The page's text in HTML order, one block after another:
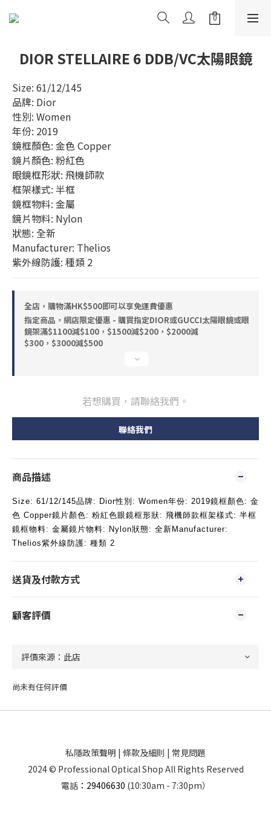
DIOR STELLAIRE 6 DDB/VC太陽眼鏡
Size: 61/12/145
品牌: Dior
性別: Women
年份: 2019
鏡框顏色: 金色 Copper
鏡片顏色: 粉紅色
眼鏡框形狀: 飛機師款
框架樣式: 半框
鏡框物料: 金屬
鏡片物料: Nylon
狀態: 全新
Manufacturer: Thelios
紫外線防護: 種類 2
全店，購物滿HK$500即可以享免運費優惠
指定商品，網店限定優惠 - 購買指定DIOR或GUCCI太陽眼鏡或眼
鏡架滿$1100減$100，$1500減$200，$2000減
$300，$3000減$500
若想購買，請聯絡我們。
聯絡我們
商品描述
Size: 61/12/145品牌: Dior性別: Women年份: 2019鏡框顏色: 金
色 Copper鏡片顏色: 粉紅色眼鏡框形狀: 飛機師款框架樣式: 半框
鏡框物料: 金屬鏡片物料: Nylon狀態: 全新Manufacturer:
Thelios紫外線防護: 種類 2
送貨及付款方式
顧客評價
尚未有任何評價
私隱政策聲明 | 條款及細則 | 常見問題
2024 © Professional Optical Shop All Rights Reserved
電話：29406630 (10:30am - 7:30pm）